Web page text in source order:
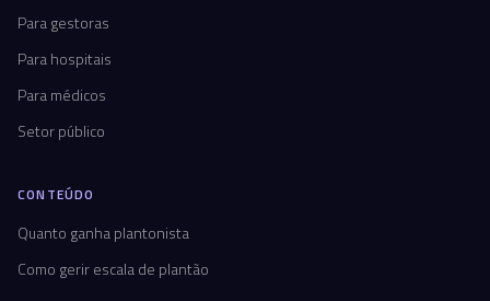
Para gestoras
Para hospitais
Para médicos
Setor público
CONTEÚDO
Quanto ganha plantonista
Como gerir escala de plantão